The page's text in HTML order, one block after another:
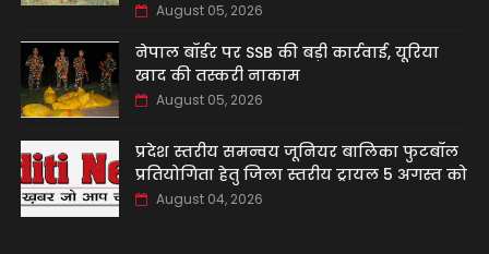
August 05, 2026
नेपाल बॉर्डर पर SSB की बड़ी कार्रवाई, यूरिया
खाद की तस्करी नाकाम
August 05, 2026
प्रदेश स्तरीय समन्वय जूनियर बालिका फुटबॉल
प्रतियोगिता हेतु जिला स्तरीय ट्रायल 5 अगस्त को
August 04, 2026